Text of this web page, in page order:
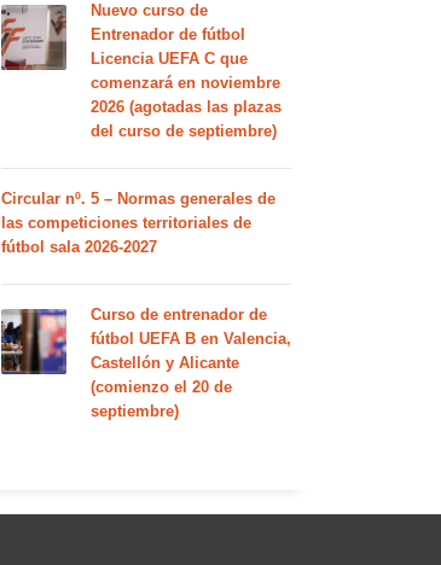
Nuevo curso de
Entrenador de fútbol
Licencia UEFA C que
comenzará en noviembre
2026 (agotadas las plazas
del curso de septiembre)
Circular nº. 5 – Normas generales de
las competiciones territoriales de
fútbol sala 2026-2027
Curso de entrenador de
fútbol UEFA B en Valencia,
Castellón y Alicante
(comienzo el 20 de
septiembre)